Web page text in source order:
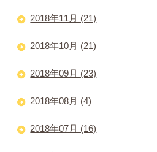
2018年11月 (21)
2018年10月 (21)
2018年09月 (23)
2018年08月 (4)
2018年07月 (16)